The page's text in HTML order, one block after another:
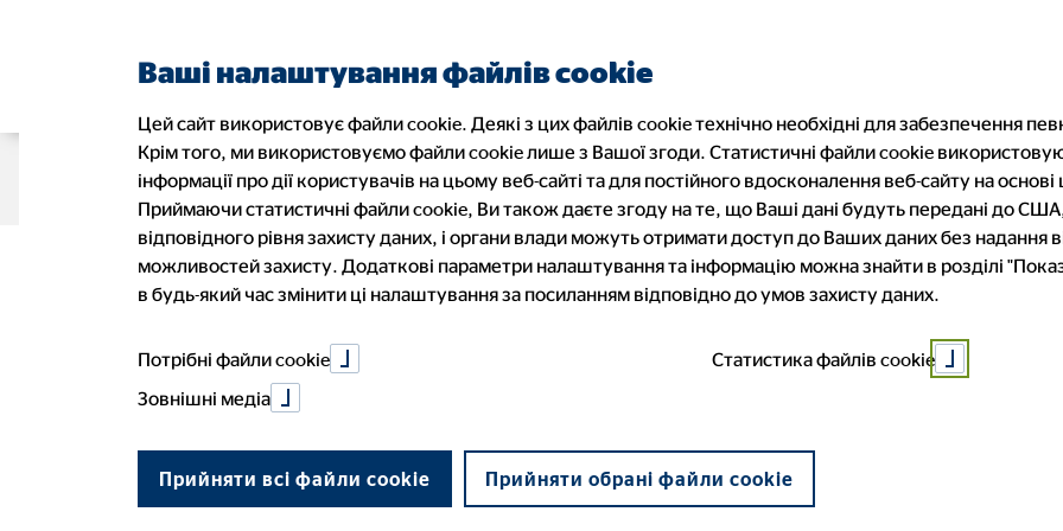
Про нас
Ми в Європі Наші консультанти Наші партнери і продукти
Фінансові рішення
Пенсійне страхування Здоров'я Оптимізація бюджету
Блог Послуги Робота фінансовим
Переваги роботи консультантом Вимоги до роботи Можливості розвитку
Дитячі вклади: Розумний
інвестиційний план для
01. березня 2022|ТОВ "ОВБ Алфінанц Україна"
Ваші налаштування файлів cookie
Цей сайт використовує файли cookie. Деякі з цих файлів cookie технічно необхідні для забезпечення
Крім того, ми використовуємо файли cookie лише з Вашої згоди. Статистичні файли cookie
інформації про дії користувачів на цьому веб-сайті та для постійного вдосконалення веб-сайту на основі
Приймаючи статистичні файли cookie, Ви також даєте згоду на те, що Ваші дані будуть передані до
відповідного рівня захисту даних, і органи влади можуть отримати доступ до Ваших даних без надання
можливостей захисту. Додаткові параметри налаштування та інформацію можна знайти в розділі
в будь-який час змінити ці налаштування за посиланням відповідно до умов захисту даних.
Потрібні файли cookie
Статистика файлів cookie
Зовнішні медіа
Прийняти всі файли cookie Прийняти обрані файли cookie